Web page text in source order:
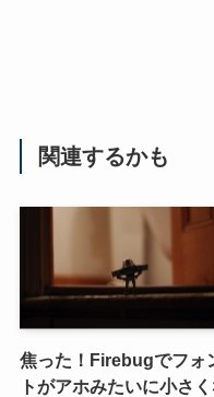
関連するかも
焦った！Firebugでフォ
トがアホみたいに小さ